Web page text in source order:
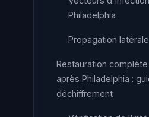
Philadelphia
Propagation
Restauration
après Philadelphia :
déchiffrement